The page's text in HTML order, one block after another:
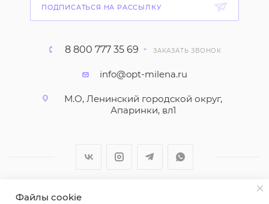
ПОДПИСАТЬСЯ НА РАССЫЛКУ
8 800 777 35 69 ЗАКАЗАТЬ ЗВОНОК
info@opt-milena.ru
М.О, Ленинский городской округ,
Апаринки, вл1
Файлы cookie